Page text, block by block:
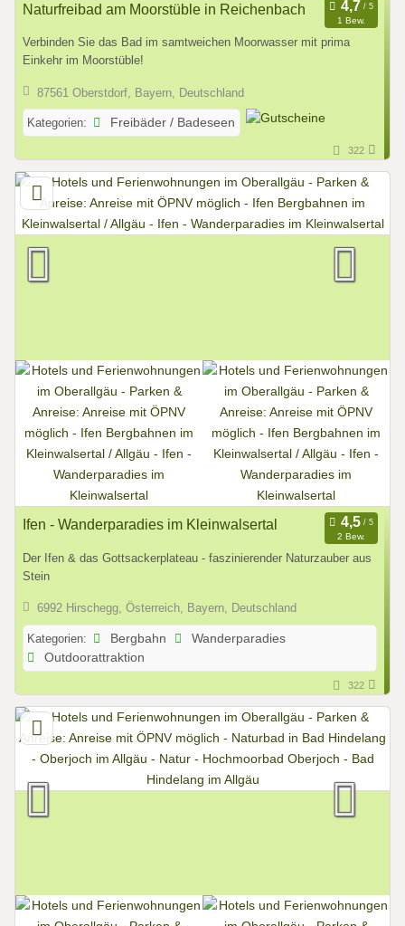
Naturfreibad am Moorstüble in Reichenbach
1 Bew.
Verbinden Sie das Bad im samtweichen Moorwasser mit prima
Einkehr im Moorstüble!
87561 Oberstdorf, Bayern, Deutschland
Kategorien: Freibäder / Badeseen
322
Ifen - Wanderparadies im Kleinwalsertal
2 Bew.
Der Ifen & das Gottsackerplateau - faszinierender Naturzauber aus
Stein
6992 Hirschegg, Österreich, Bayern, Deutschland
Kategorien: Bergbahn
Wanderparadies
Outdoorattraktion
322